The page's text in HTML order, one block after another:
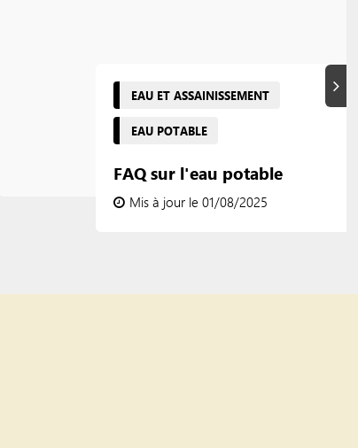
EAU ET ASSAINISSEMENT
EAU POTABLE
FAQ sur l'eau potable
Mis à jour le 01/08/2025